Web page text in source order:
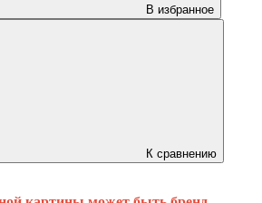
В избранное
К сравнению